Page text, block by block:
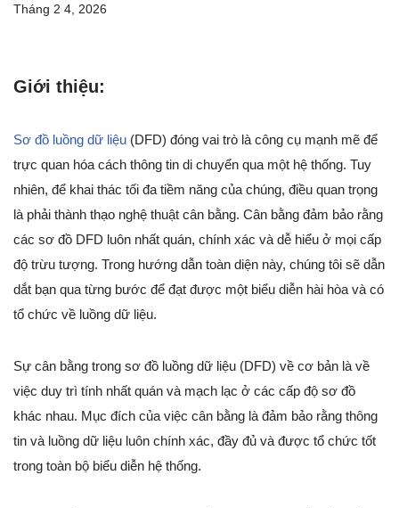
Tháng 2 4, 2026
Giới thiệu:
Sơ đồ luồng dữ liệu (DFD) đóng vai trò là công cụ mạnh mẽ để
trực quan hóa cách thông tin di chuyển qua một hệ thống. Tuy
nhiên, để khai thác tối đa tiềm năng của chúng, điều quan trọng
là phải thành thạo nghệ thuật cân bằng. Cân bằng đảm bảo rằng
các sơ đồ DFD luôn nhất quán, chính xác và dễ hiểu ở mọi cấp
độ trừu tượng. Trong hướng dẫn toàn diện này, chúng tôi sẽ dẫn
dắt bạn qua từng bước để đạt được một biểu diễn hài hòa và có
tổ chức về luồng dữ liệu.
Sự cân bằng trong sơ đồ luồng dữ liệu (DFD) về cơ bản là về
việc duy trì tính nhất quán và mạch lạc ở các cấp độ sơ đồ
khác nhau. Mục đích của việc cân bằng là đảm bảo rằng thông
tin và luồng dữ liệu luôn chính xác, đầy đủ và được tổ chức tốt
trong toàn bộ biểu diễn hệ thống.